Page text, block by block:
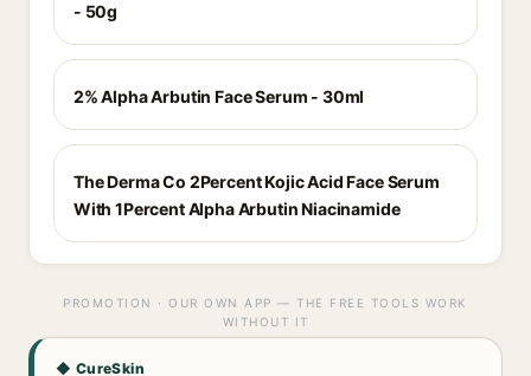
- 50g
2% Alpha Arbutin Face Serum - 30ml
The Derma Co 2Percent Kojic Acid Face Serum
With 1Percent Alpha Arbutin Niacinamide
PROMOTION · OUR OWN APP — THE FREE TOOLS WORK
WITHOUT IT
◆ CureSkin